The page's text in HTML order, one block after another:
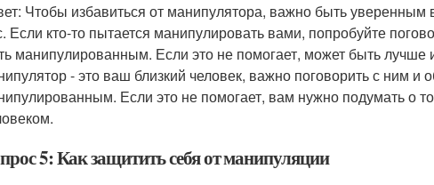
Чтобы избавиться от манипулятора, важно быть уверенным
Если кто-то пытается манипулировать вами, попробуйте
манипулированным. Если это не помогает, может быть лучше
- это ваш близкий человек, важно поговорить с ним и
Если это не помогает, вам нужно подумать о
5: Как защитить себя от манипуляции